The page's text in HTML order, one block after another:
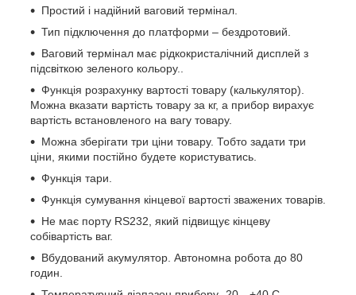
Простий і надійний ваговий термінал.
Тип підключення до платформи – бездротовий.
Ваговий термінал має рідкокристалічний дисплей з
підсвіткою зеленого кольору..
Функція розрахунку вартості товару (калькулятор).
Можна вказати вартість товару за кг, а прибор вирахує
вартість встановленого на вагу товару.
Можна зберігати три ціни товару. Тобто задати три
ціни, якими постійно будете користуватись.
Функція тари.
Функція сумування кінцевої вартості зважених товарів.
Не має порту RS232, який підвищує кінцеву
собівартість ваг.
Вбудований акумулятор. Автономна робота до 80
годин.